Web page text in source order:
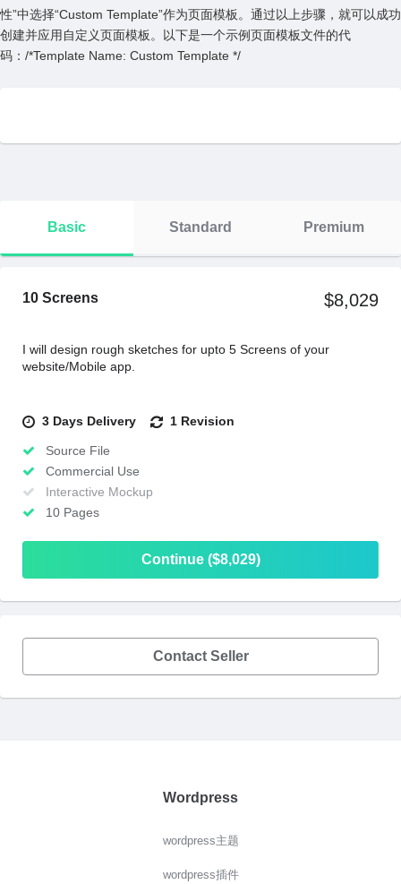
性”中选择“Custom Template”作为页⾯模板。通过以上步骤，就可以成功
创建并应⽤⾃定义页⾯模板。以下是⼀个⽰例页⾯模板⽂件的代
码：/*Template Name: Custom Template */
Basic Standard Premium
10 Screens $8,029
I will design rough sketches for upto 5 Screens of your
website/Mobile app.
3 Days Delivery 1 Revision
Source File
Commercial Use
Interactive Mockup
10 Pages
Continue ($8,029)
Contact Seller
Wordpress
wordpress主题
wordpress插件